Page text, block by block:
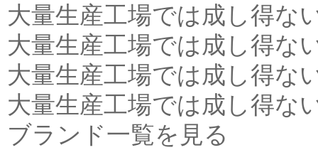
大量生産工場では成し得な
大量生産工場では成し得な
大量生産工場では成し得な
大量生産工場では成し得な
ブランド一覧を見る